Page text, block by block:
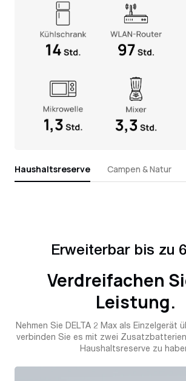
Haushaltsreserve Campen & Natur
Erweiterbar bis zu
Verdreifachen
Leistung.
Nehmen Sie DELTA 2 Max als Einzelgerät
verbinden Sie es mit zwei
Haushaltsreserve zu